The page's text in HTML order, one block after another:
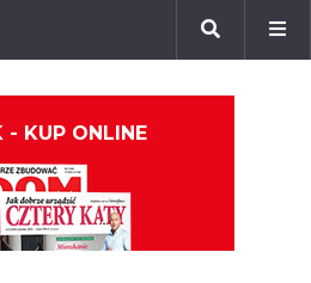
- KUP ONLINE